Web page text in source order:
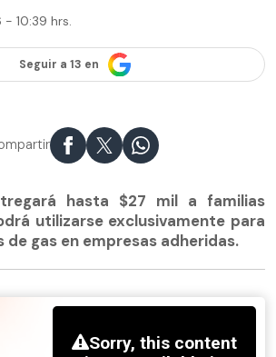
- 10:39 hrs.
Seguir a 13 en
hasta $27 mil a familias
utilizarse exclusivamente para
de gas en empresas adheridas.